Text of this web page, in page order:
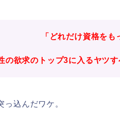
「どれだけ資格をも
の欲求のトップ3に入るヤツ
っ込んだワケ。